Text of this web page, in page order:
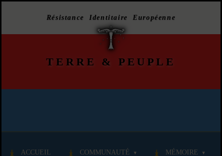
Résistance Identitaire Européenne
TERRE & PEUPLE
ACCUEIL COMMUNAUTÉ MÉMOIRE